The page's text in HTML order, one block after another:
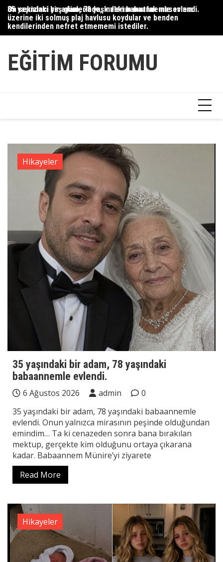
Skip
content
35 yaşındaki bir adam, 78 yaşındaki babaannemle evlendi.
On sekizinci yaş günlerinde, kızlarım mutfak masasının
üzerine iki solmuş plaj havlusu koydular ve benden
kendilerinden nefret etmememi istediler.
EĞITIM FORUMU
Hikayeler
35 yaşındaki bir adam, 78 yaşındaki
babaannemle evlendi.
6 Ağustos 2026 admin
0
35 yaşındaki bir adam, 78 yaşındaki babaannemle
evlendi. Onun yalnızca mirasının peşinde olduğundan
emindim… Ta ki cenazeden sonra bana bırakılan
mektup, gerçekte kim olduğunu ortaya çıkarana
kadar. Babaannem Münire’yi ziyarete
Read More
Hikayeler